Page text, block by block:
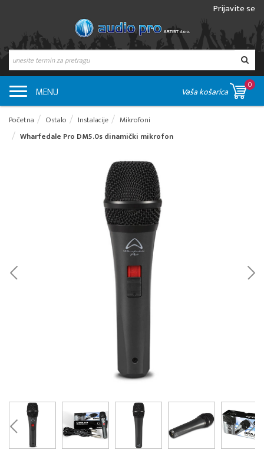
Prijavite se
MENU Vaša košarica
0
Početna Ostalo Instalacije
Mikrofoni
Wharfedale Pro DM5.0s dinamički mikrofon